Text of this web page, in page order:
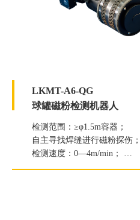
LKMT-A6-QG
球罐磁粉检测机器人
检测范围：≥φ1.5m容器；
自主寻找焊缝进行磁粉探伤；
检测速度：0—4m/min；
提升力：≥156.8N（16kg）。